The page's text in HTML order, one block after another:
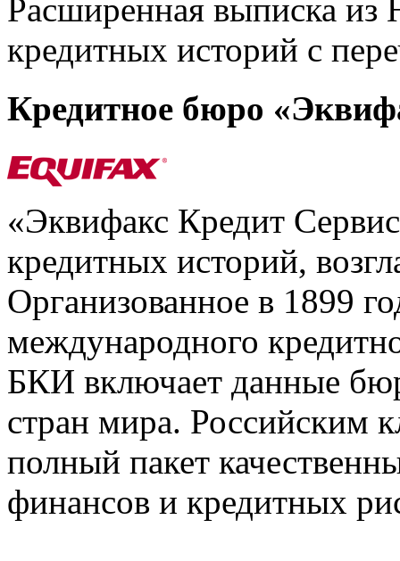
Расширенная выписка из
кредитных историй с
Кредитное бюро
«Эквифакс Кредит
кредитных историй,
Организованное в 1899
международного
БКИ включает данные
стран мира. Российским
полный пакет
финансов и кредитных